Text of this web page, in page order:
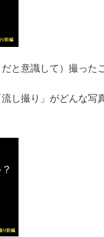
と意識して）撮った
し撮り」がどんな